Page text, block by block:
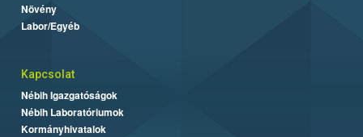
Növény
Labor/Egyéb
Kapcsolat
Nébih Igazgatóságok
Nébih Laboratóriumok
Kormányhivatalok